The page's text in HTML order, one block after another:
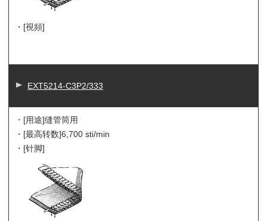
・[視頻]
EXT5214-C3P2/333
・[用途]缝管筒用
・[最高转数]6,700 sti/min
・[针脚]